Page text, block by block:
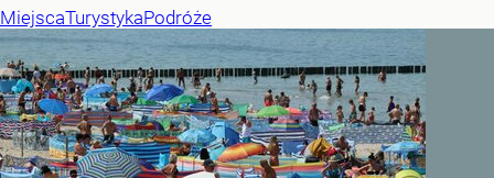
MiejscaTurystykaPodróże